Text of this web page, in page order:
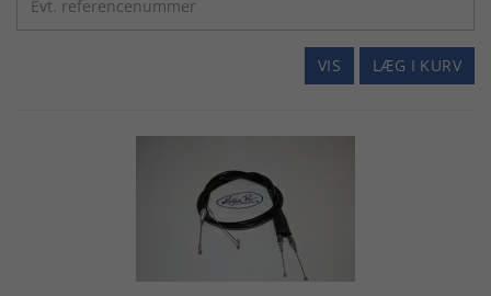
LÆG I KURV
VIS